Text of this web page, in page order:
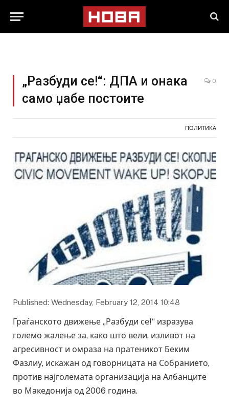
„Разбуди се!“: ДПА и онака
само џабе постоите
0
ПОЛИТИКА
Published: Wednesday, February 12, 2014 10:48
Граѓанското движење „Разбуди се!“ изразува
големо жалење за, како што вели, изливот на
агресивност и омраза на пратеникот Беким
Фазлиу, искажан од говорницата на Собранието,
против најголемата организација на Албанците
во Македонија од 2006 година.